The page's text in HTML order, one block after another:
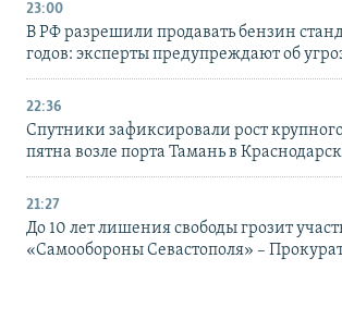
23:00
В РФ разрешили продавать бензин
годов: эксперты предупреждают об
22:36
Спутники зафиксировали рост
пятна возле порта Тамань в
21:27
До 10 лет лишения свободы грозит
«Самообороны Севастополя» –